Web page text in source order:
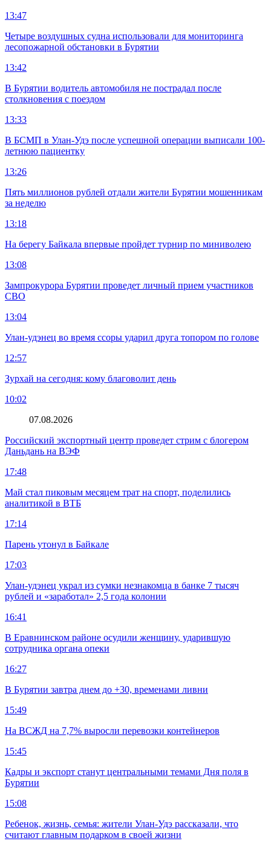
13:47
Четыре воздушных судна использовали для мониторинга
лесопожарной обстановки в Бурятии
13:42
В Бурятии водитель автомобиля не пострадал после
столкновения с поездом
13:33
В БСМП в Улан-Удэ после успешной операции выписали 100-
летнюю пациентку
13:26
Пять миллионов рублей отдали жители Бурятии мошенникам
за неделю
13:18
На берегу Байкала впервые пройдет турнир по миниволею
13:08
Зампрокурора Бурятии проведет личный прием участников
СВО
13:04
Улан-удэнец во время ссоры ударил друга топором по голове
12:57
Зурхай на сегодня: кому благоволит день
10:02
07.08.2026
Российский экспортный центр проведет стрим с блогером
Даньдань на ВЭФ
17:48
Май стал пиковым месяцем трат на спорт, поделились
аналитикой в ВТБ
17:14
Парень утонул в Байкале
17:03
Улан-удэнец украл из сумки незнакомца в банке 7 тысяч
рублей и «заработал» 2,5 года колонии
16:41
В Еравнинском районе осудили женщину, ударившую
сотрудника органа опеки
16:27
В Бурятии завтра днем до +30, временами ливни
15:49
На ВСЖД на 7,7% выросли перевозки контейнеров
15:45
Кадры и экспорт станут центральными темами Дня поля в
Бурятии
15:08
Ребенок, жизнь, семья: жители Улан-Удэ рассказали, что
считают главным подарком в своей жизни